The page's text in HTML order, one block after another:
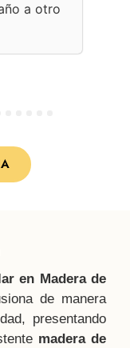
a otro
en Madera de
de manera
presentando
madera de